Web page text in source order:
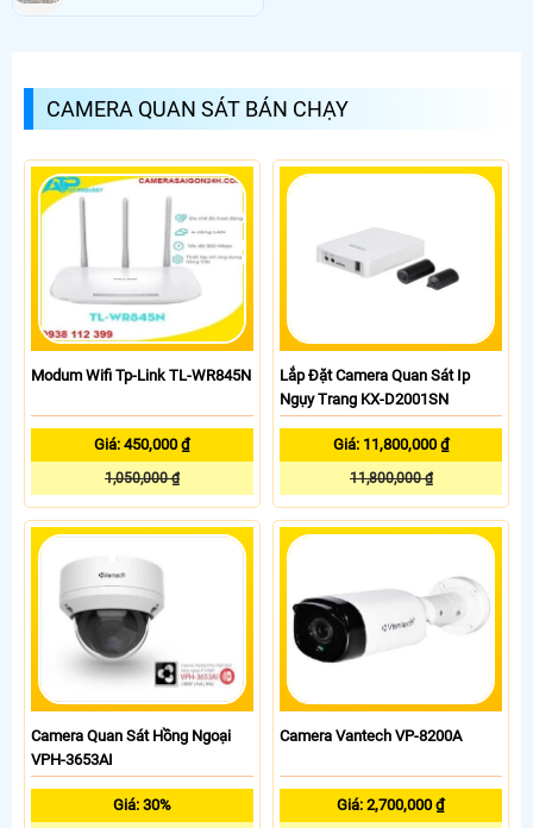
CAMERA QUAN SÁT BÁN CHẠY
Modum Wifi Tp-Link TL-WR845N
Giá: 450,000 ₫
1,050,000 ₫
Lắp Đặt Camera Quan Sát Ip
Ngụy Trang KX-D2001SN
Giá: 11,800,000 ₫
11,800,000 ₫
Camera Quan Sát Hồng Ngoại
VPH-3653AI
Giá: 30%
Camera Vantech VP-8200A
Giá: 2,700,000 ₫